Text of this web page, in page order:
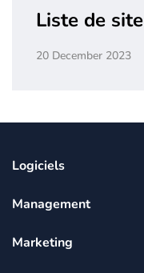
Liste de site
20 December 2023
Logiciels
Management
Marketing